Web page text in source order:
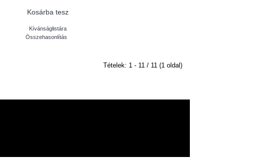
Kosárba tesz
Kívánságlistára
Összehasonlítás
Tételek: 1 - 11 / 11 (1 oldal)